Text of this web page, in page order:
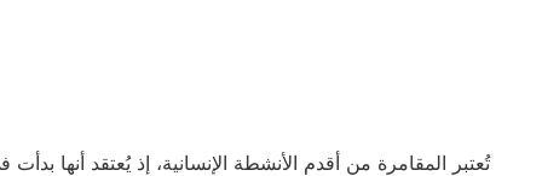
تُعتبر المقامرة من أقدم الأنشطة الإنسانية، إذ يُعتقد أنها